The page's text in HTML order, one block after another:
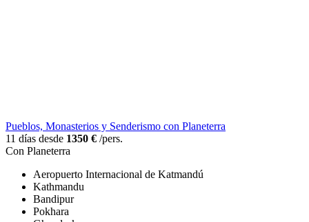
Pueblos, Monasterios y Senderismo con Planeterra
11 días desde 1350 € /pers.
Con Planeterra
Aeropuerto Internacional de Katmandú
Kathmandu
Bandipur
Pokhara